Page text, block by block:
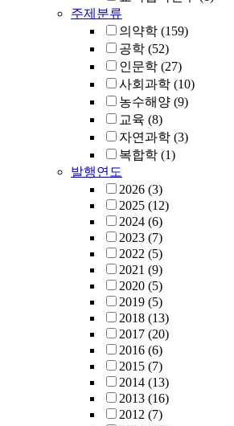
주제분류
의약학 (159)
공학 (52)
인문학 (27)
사회과학 (10)
농수해양 (9)
교육 (8)
자연과학 (3)
복합학 (1)
발행연도
2026 (3)
2025 (12)
2024 (6)
2023 (7)
2022 (5)
2021 (9)
2020 (5)
2019 (5)
2018 (13)
2017 (20)
2016 (6)
2015 (7)
2014 (13)
2013 (16)
2012 (7)